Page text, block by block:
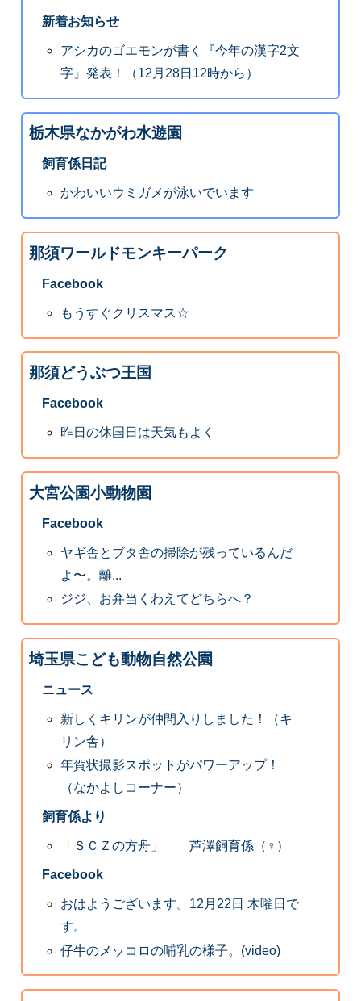
新着お知らせ
アシカのゴエモンが書く『今年の漢字2文
字』発表！（12月28日12時から）
栃木県なかがわ水遊園
飼育係日記
かわいいウミガメが泳いでいます
那須ワールドモンキーパーク
Facebook
もうすぐクリスマス☆
那須どうぶつ王国
Facebook
昨日の休国日は天気もよく
大宮公園小動物園
Facebook
ヤギ舎とブタ舎の掃除が残っているんだ
よ〜。離...
ジジ、お弁当くわえてどちらへ？
埼玉県こども動物自然公園
ニュース
新しくキリンが仲間入りしました！（キ
リン舎）
年賀状撮影スポットがパワーアップ！
（なかよしコーナー）
飼育係より
「ＳＣＺの方舟」 芦澤飼育係（♀）
Facebook
おはようございます。12月22日 木曜日で
す。
仔牛のメッコロの哺乳の様子。(video)